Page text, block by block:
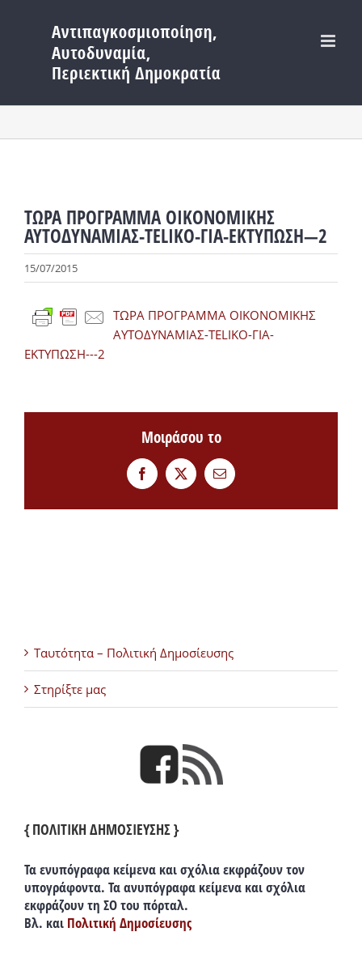
περιεχόμενο
ΤΩΡΑ ΠΡΟΓΡΑΜΜΑ ΟΙΚΟΝΟΜΙΚΗΣ
ΑΥΤΟΔΥΝΑΜΙΑΣ-TELIKO-ΓΙΑ-ΕΚΤΥΠΩΣΗ—2
15/07/2015
ΤΩΡΑ ΠΡΟΓΡΑΜΜΑ ΟΙΚΟΝΟΜΙΚΗΣ
ΑΥΤΟΔΥΝΑΜΙΑΣ-TELIKO-ΓΙΑ-
ΕΚΤΥΠΩΣΗ---2
Μοιράσου το
FacebookTwitterEmail
Ταυτότητα – Πολιτική Δημοσίευσης
Στηρίξτε μας
{ ΠΟΛΙΤΙΚΗ ΔΗΜΟΣΙΕΥΣΗΣ }
Τα ενυπόγραφα κείμενα και σχόλια εκφράζουν τον
υπογράφοντα. Τα ανυπόγραφα κείμενα και σχόλια
εκφράζουν τη ΣΟ του πόρταλ.
Βλ. και Πολιτική Δημοσίευσης